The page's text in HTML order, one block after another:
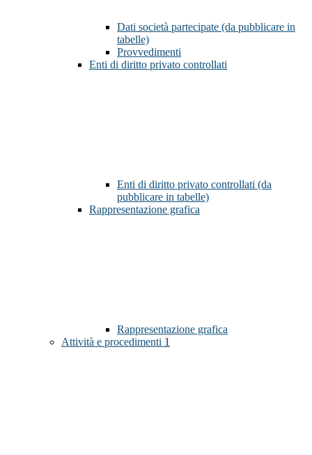
Dati società partecipate (da pubblicare in
tabelle)
Provvedimenti
Enti di diritto privato controllati
Enti di diritto privato controllati (da
pubblicare in tabelle)
Rappresentazione grafica
Rappresentazione grafica
Attività e procedimenti 1